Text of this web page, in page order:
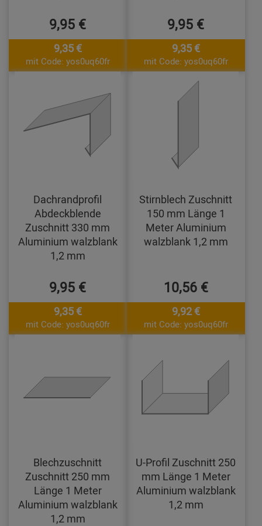
9,95 €
9,35 €
mit Code: yos0uq60fr
9,95 €
9,35 €
mit Code: yos0uq60fr
Dachrandprofil
Abdeckblende
Zuschnitt 330 mm
Aluminium walzblank
1,2 mm
9,95 €
9,35 €
mit Code: yos0uq60fr
Stirnblech Zuschnitt
150 mm Länge 1
Meter Aluminium
walzblank 1,2 mm
10,56 €
9,92 €
mit Code: yos0uq60fr
Blechzuschnitt
Zuschnitt 250 mm
Länge 1 Meter
Aluminium walzblank
1,2 mm
U-Profil Zuschnitt 250
mm Länge 1 Meter
Aluminium walzblank
1,2 mm